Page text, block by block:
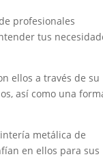
profesionales
tus
ellos a través de su
así como una
metálica de
en ellos para sus